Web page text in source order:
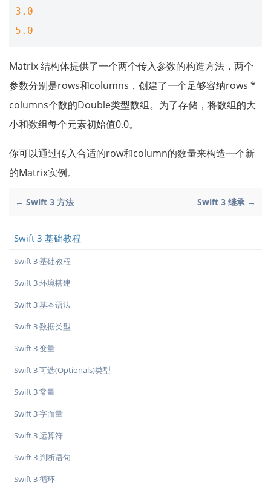
3.0
5.0
Matrix 结构体提供了一个两个传入参数的构造方法，两个
参数分别是rows和columns，创建了一个足够容纳rows *
columns个数的Double类型数组。为了存储，将数组的大
小和数组每个元素初始值0.0。
你可以通过传入合适的row和column的数量来构造一个新
的Matrix实例。
← Swift 3 方法 Swift 3 继承 →
Swift 3 基础教程
Swift 3 基础教程
Swift 3 环境搭建
Swift 3 基本语法
Swift 3 数据类型
Swift 3 变量
Swift 3 可选(Optionals)类型
Swift 3 常量
Swift 3 字面量
Swift 3 运算符
Swift 3 判断语句
Swift 3 循环